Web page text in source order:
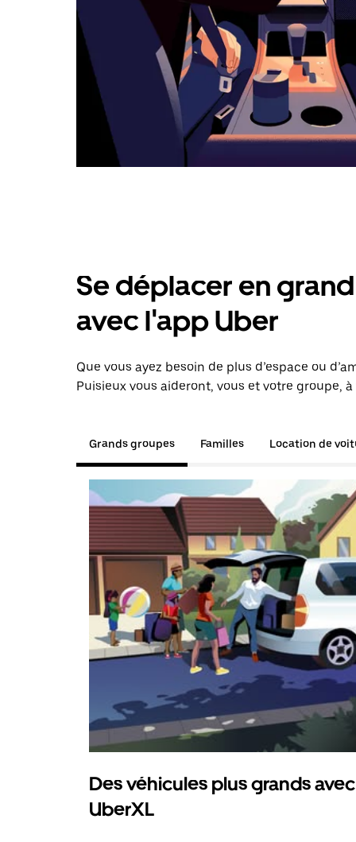
Se déplacer en
avec l'app Uber
Que vous ayez besoin de plus d’espace ou
Puisieux vous aideront, vous et votre groupe,
Grands groupes Familles Location de
Des véhicules plus grands avec
UberXL